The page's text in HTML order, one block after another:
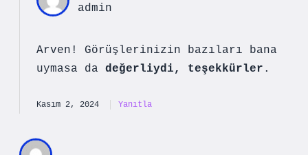
admin
Arven! Görüşlerinizin bazıları bana
uymasa da değerliydi, teşekkürler .
Kasım 2, 2024 Yanıtla